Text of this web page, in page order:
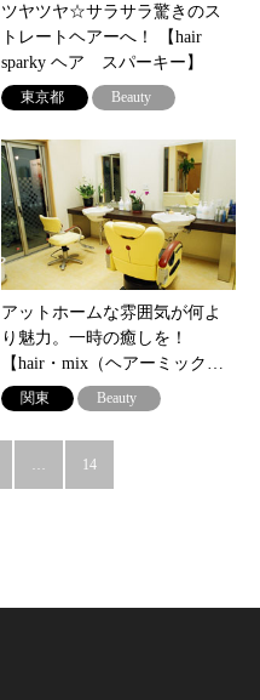
ツヤツヤ☆サラサラ驚きのス
トレートヘアーへ！ 【hair
sparky ヘア スパーキー】
東京都 Beauty
アットホームな雰囲気が何よ
り魅力。一時の癒しを！
【hair・mix（ヘアーミック…
関東 Beauty
… 14